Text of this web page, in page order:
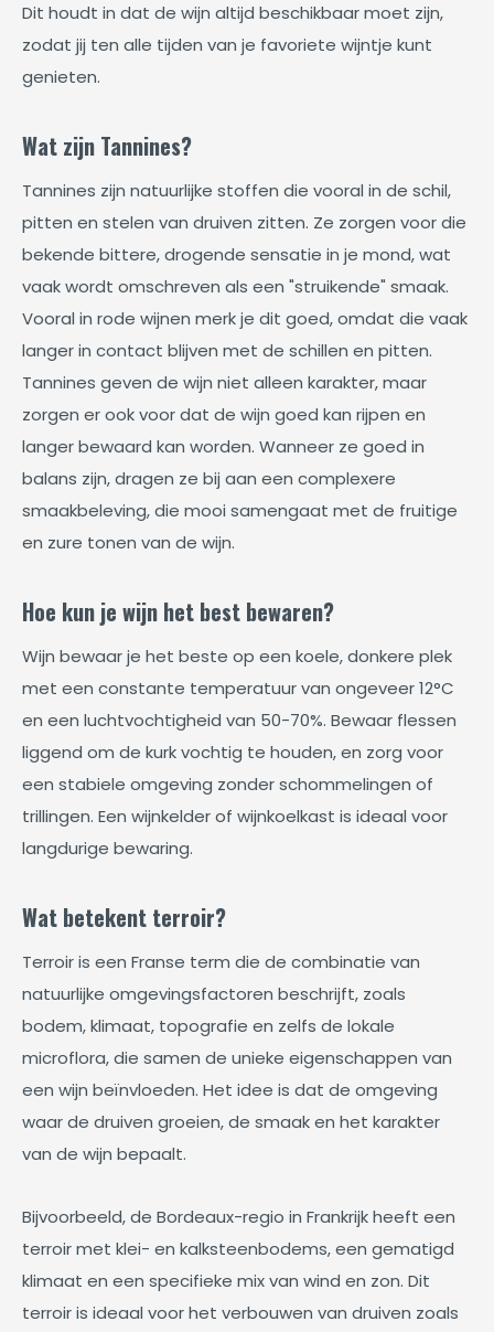
Dit houdt in dat de wijn altijd beschikbaar moet zijn,
zodat jij ten alle tijden van je favoriete wijntje kunt
genieten.
Wat zijn Tannines?
Tannines zijn natuurlijke stoffen die vooral in de schil,
pitten en stelen van druiven zitten. Ze zorgen voor die
bekende bittere, drogende sensatie in je mond, wat
vaak wordt omschreven als een "struikende" smaak.
Vooral in rode wijnen merk je dit goed, omdat die vaak
langer in contact blijven met de schillen en pitten.
Tannines geven de wijn niet alleen karakter, maar
zorgen er ook voor dat de wijn goed kan rijpen en
langer bewaard kan worden. Wanneer ze goed in
balans zijn, dragen ze bij aan een complexere
smaakbeleving, die mooi samengaat met de fruitige
en zure tonen van de wijn.
Hoe kun je wijn het best bewaren?
Wijn bewaar je het beste op een koele, donkere plek
met een constante temperatuur van ongeveer 12°C
en een luchtvochtigheid van 50-70%. Bewaar flessen
liggend om de kurk vochtig te houden, en zorg voor
een stabiele omgeving zonder schommelingen of
trillingen. Een wijnkelder of wijnkoelkast is ideaal voor
langdurige bewaring.
Wat betekent terroir?
Terroir is een Franse term die de combinatie van
natuurlijke omgevingsfactoren beschrijft, zoals
bodem, klimaat, topografie en zelfs de lokale
microflora, die samen de unieke eigenschappen van
een wijn beïnvloeden. Het idee is dat de omgeving
waar de druiven groeien, de smaak en het karakter
van de wijn bepaalt.
Bijvoorbeeld, de Bordeaux-regio in Frankrijk heeft een
terroir met klei- en kalksteenbodems, een gematigd
klimaat en een specifieke mix van wind en zon. Dit
terroir is ideaal voor het verbouwen van druiven zoals